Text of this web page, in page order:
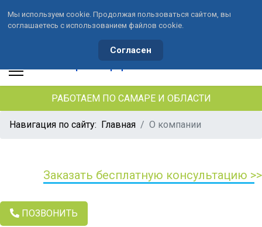
+7 (846) 33-490-33
+7 (991) 459-10-34
waterson-s@ya.ru
РАБОТАЕМ ПО САМАРЕ И ОБЛАСТИ
Навигация по сайту: Главная О компании
Заказать бесплатную консультацию >>
ПОЗВОНИТЬ
Мы используем cookie. Продолжая пользоваться сайтом, вы
соглашаетесь с использованием файлов cookie.
Согласен